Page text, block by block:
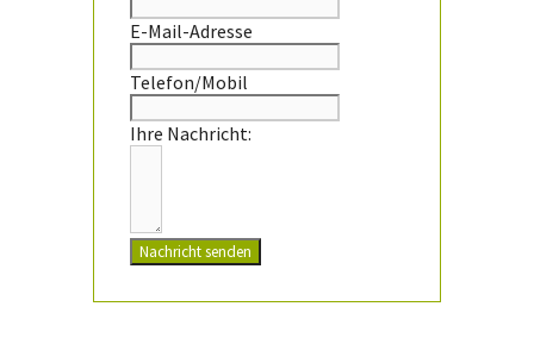
E-Mail-Adresse
Telefon/Mobil
Ihre Nachricht:
Nachricht senden